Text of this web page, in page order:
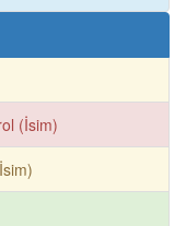
(İsim)